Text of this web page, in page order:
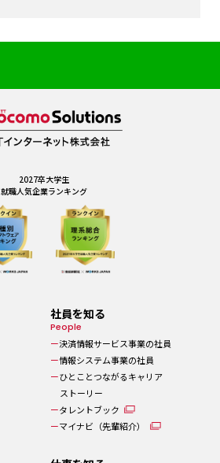
2027卒大学生
就職人気企業ランキング
社員を知る
People​
決済情報サービス事業の社員
情報システム事業の社員
ひとことつながるキャリア
ストーリー
タレントブック
マイナビ（先輩紹介）